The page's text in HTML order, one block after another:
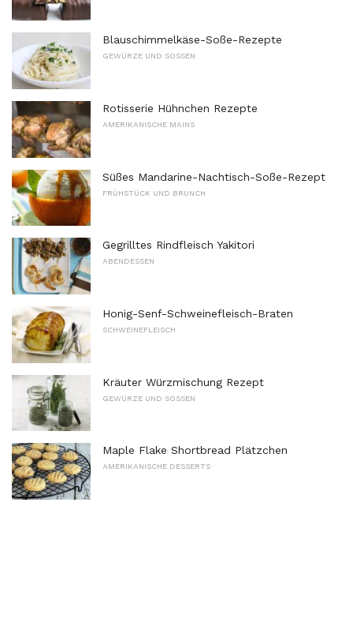
Blauschimmelkäse-Soße-Rezepte
GEWÜRZE UND SOSSEN
Rotisserie Hühnchen Rezepte
AMERIKANISCHE MAINS
Süßes Mandarine-Nachtisch-Soße-Rezept
FRÜHSTÜCK UND BRUNCH
Gegrilltes Rindfleisch Yakitori
ABENDESSEN
Honig-Senf-Schweinefleisch-Braten
SCHWEINEFLEISCH
Kräuter Würzmischung Rezept
GEWÜRZE UND SOSSEN
Maple Flake Shortbread Plätzchen
AMERIKANISCHE DESSERTS